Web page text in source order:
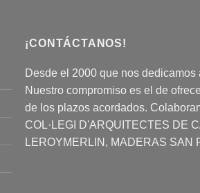
¡CONTÁCTANOS!
Desde el 2000 que nos
Nuestro compromiso es el de
de los plazos acordados.
COL·LEGI D'ARQUITECTES DE
LEROYMERLIN, MADERAS SAN